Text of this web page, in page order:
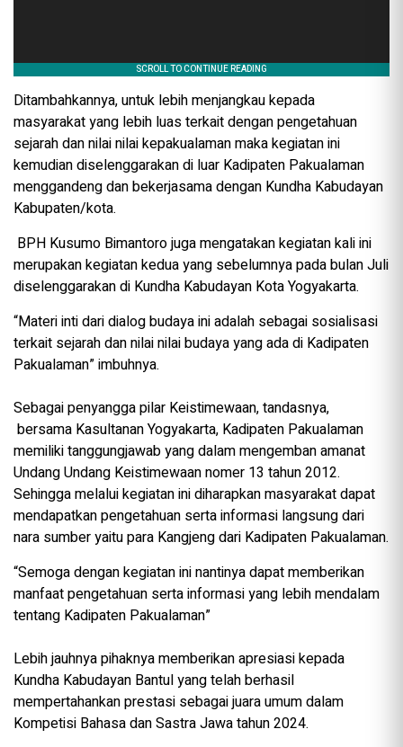
Ditambahkannya, untuk lebih menjangkau kepada
masyarakat yang lebih luas terkait dengan pengetahuan
sejarah dan nilai nilai kepakualaman maka kegiatan ini
kemudian diselenggarakan di luar Kadipaten Pakualaman
menggandeng dan bekerjasama dengan Kundha Kabudayan
Kabupaten/kota.
BPH Kusumo Bimantoro juga mengatakan kegiatan kali ini
merupakan kegiatan kedua yang sebelumnya pada bulan Juli
diselenggarakan di Kundha Kabudayan Kota Yogyakarta.
“Materi inti dari dialog budaya ini adalah sebagai sosialisasi
terkait sejarah dan nilai nilai budaya yang ada di Kadipaten
Pakualaman” imbuhnya.
Sebagai penyangga pilar Keistimewaan, tandasnya,
bersama Kasultanan Yogyakarta, Kadipaten Pakualaman
memiliki tanggungjawab yang dalam mengemban amanat
Undang Undang Keistimewaan nomer 13 tahun 2012.
Sehingga melalui kegiatan ini diharapkan masyarakat dapat
mendapatkan pengetahuan serta informasi langsung dari
nara sumber yaitu para Kangjeng dari Kadipaten Pakualaman.
“Semoga dengan kegiatan ini nantinya dapat memberikan
manfaat pengetahuan serta informasi yang lebih mendalam
tentang Kadipaten Pakualaman”
Lebih jauhnya pihaknya memberikan apresiasi kepada
Kundha Kabudayan Bantul yang telah berhasil
mempertahankan prestasi sebagai juara umum dalam
Kompetisi Bahasa dan Sastra Jawa tahun 2024.